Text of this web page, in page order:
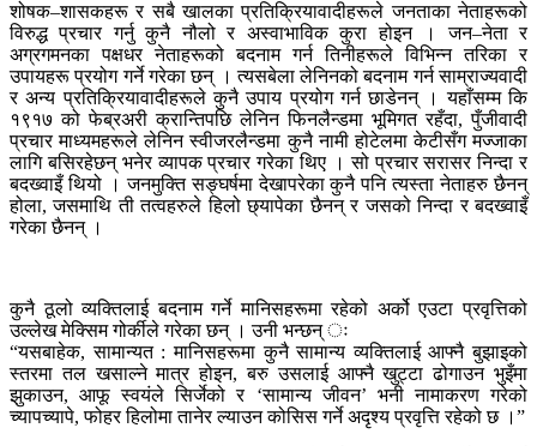
शोषक–शासकहरू र सबै खालका प्रतिक्रियावादीहरूले जनताका नेताहरूको
विरुद्ध प्रचार गर्नु कुनै नौलो र अस्वाभाविक कुरा होइन । जन–नेता र
अग्रगमनका पक्षधर नेताहरूको बदनाम गर्न तिनीहरूले विभिन्न तरिका र
उपायहरू प्रयोग गर्ने गरेका छन् । त्यसबेला लेनिनको बदनाम गर्न साम्राज्यवादी
र अन्य प्रतिक्रियावादीहरूले कुनै उपाय प्रयोग गर्न छाडेनन् । यहाँसम्म कि
१९१७ को फेब्रअरी क्रान्तिपछि लेनिन फिनलैन्डमा भूमिगत रहँदा, पुँजीवादी
प्रचार माध्यमहरूले लेनिन स्वीजरलैन्डमा कुनै नामी होटेलमा केटीसँग मज्जाका
लागि बसिरहेछन् भनेर व्यापक प्रचार गरेका थिए । सो प्रचार सरासर निन्दा र
बदख्वाइँ थियो । जनमुक्ति सङ्घर्षमा देखापरेका कुनै पनि त्यस्ता नेताहरु छैनन्
होला, जसमाथि ती तत्वहरुले हिलो छ्यापेका छैनन् र जसको निन्दा र बदख्वाइँ
गरेका छैनन् ।
कुनै ठूलो व्यक्तिलाई बदनाम गर्ने मानिसहरूमा रहेको अर्को एउटा प्रवृत्तिको
उल्लेख मेक्सिम गोर्कीले गरेका छन् । उनी भन्छन् ः
“यसबाहेक, सामान्यत : मानिसहरूमा कुनै सामान्य व्यक्तिलाई आफ्नै बुझाइको
स्तरमा तल खसाल्ने मात्र होइन, बरु उसलाई आफ्नै खुट्टा ढोगाउन भुइँमा
झुकाउन, आफू स्वयंले सिर्जेको र ‘सामान्य जीवन’ भनी नामाकरण गरेको
च्यापच्यापे, फोहर हिलोमा तानेर ल्याउन कोसिस गर्ने अदृश्य प्रवृत्ति रहेको छ ।”